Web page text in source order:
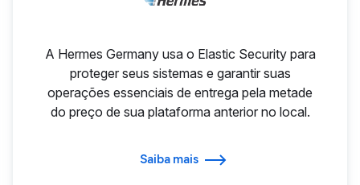
A Hermes Germany usa o Elastic Security para
proteger seus sistemas e garantir suas
operações essenciais de entrega pela metade
do preço de sua plataforma anterior no local.
Saiba mais